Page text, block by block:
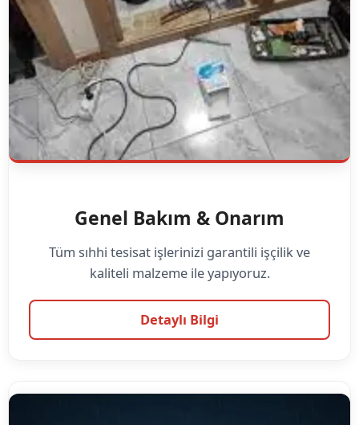
Genel Bakım & Onarım
Tüm sıhhi tesisat işlerinizi garantili işçilik ve
kaliteli malzeme ile yapıyoruz.
Detaylı Bilgi